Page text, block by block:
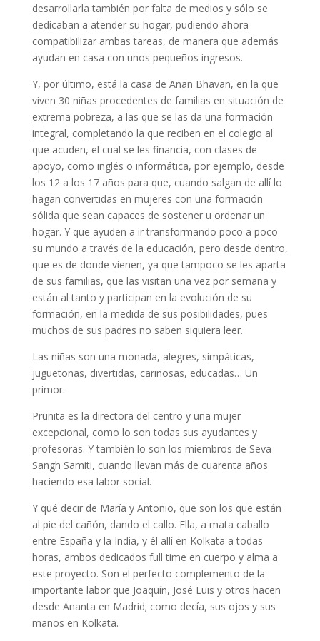
desarrollarla también por falta de medios y sólo se
dedicaban a atender su hogar, pudiendo ahora
compatibilizar ambas tareas, de manera que además
ayudan en casa con unos pequeños ingresos.
Y, por último, está la casa de Anan Bhavan, en la que
viven 30 niñas procedentes de familias en situación de
extrema pobreza, a las que se las da una formación
integral, completando la que reciben en el colegio al
que acuden, el cual se les financia, con clases de
apoyo, como inglés o informática, por ejemplo, desde
los 12 a los 17 años para que, cuando salgan de allí lo
hagan convertidas en mujeres con una formación
sólida que sean capaces de sostener u ordenar un
hogar. Y que ayuden a ir transformando poco a poco
su mundo a través de la educación, pero desde dentro,
que es de donde vienen, ya que tampoco se les aparta
de sus familias, que las visitan una vez por semana y
están al tanto y participan en la evolución de su
formación, en la medida de sus posibilidades, pues
muchos de sus padres no saben siquiera leer.
Las niñas son una monada, alegres, simpáticas,
juguetonas, divertidas, cariñosas, educadas… Un
primor.
Prunita es la directora del centro y una mujer
excepcional, como lo son todas sus ayudantes y
profesoras. Y también lo son los miembros de Seva
Sangh Samiti, cuando llevan más de cuarenta años
haciendo esa labor social.
Y qué decir de María y Antonio, que son los que están
al pie del cañón, dando el callo. Ella, a mata caballo
entre España y la India, y él allí en Kolkata a todas
horas, ambos dedicados full time en cuerpo y alma a
este proyecto. Son el perfecto complemento de la
importante labor que Joaquín, José Luis y otros hacen
desde Ananta en Madrid; como decía, sus ojos y sus
manos en Kolkata.